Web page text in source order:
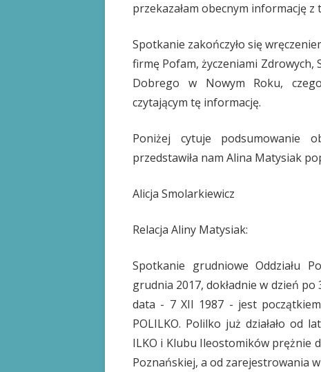
przekazałam obecnym informację
Spotkanie zakończyło się
firmę Pofam, życzeniami Zdrowych,
Dobrego w Nowym Roku,
czytającym tę informację.
Poniżej cytuje podsumowanie
przedstawiła nam Alina Matysiak
Alicja Smolarkiewicz
Relacja Aliny Matysiak:
Spotkanie grudniowe Oddziału
grudnia 2017, dokładnie w dzień
data - 7 XII 1987 - jest
POLILKO. Polilko już działało od
ILKO i Klubu Ileostomików prężnie
Poznańskiej, a od zarejestrowania